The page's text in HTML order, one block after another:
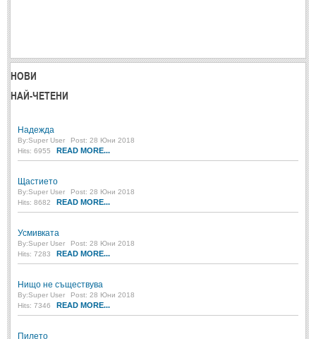
Стихове за Жената
Стихове за Осми Март
ТЕКСТОВЕ
ТЕКСТОВЕ
Разкази
Автори на Разкази
Басни
Автори на Басни
НОВИ
НАЙ-ЧЕТЕНИ
Надежда
By:Super User
Post: 28 Юни 2018
Hits: 6955
READ MORE...
Щастието
By:Super User
Post: 28 Юни 2018
Hits: 8682
READ MORE...
Усмивката
By:Super User
Post: 28 Юни 2018
Hits: 7283
READ MORE...
Нищо не съществува
By:Super User
Post: 28 Юни 2018
Hits: 7346
READ MORE...
Пилето